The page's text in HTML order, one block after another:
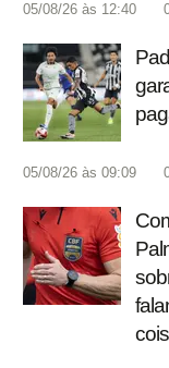
05/08/26 às 12:40
05/08/26 às 09:09